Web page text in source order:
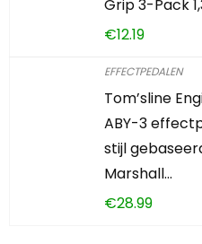
Grip 3-Pack
€12.19
EFFECTPEDALEN
Tom’sline
ABY-3
stijl
Marshall…
€28.99